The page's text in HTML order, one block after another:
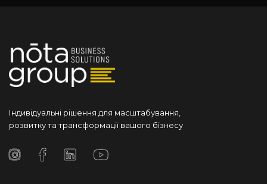
Індивідуальні рішення для масштабування,
розвитку та трансформації вашого бізнесу